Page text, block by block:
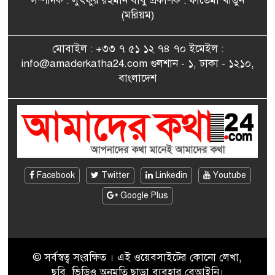
সাংবাদিকতায় কৃতিত্বের পুরস্কার
এমপি মমতাজ আলোকে
জেলা প্রবাসী এসোসিয়েশন’
বেদে সম্প্রদায় নিয়ে প্যারিসে
তথ্য-চলচ্চিত্র “ভাসমান জীবন”
(মরিয়ম)
মোবাইল : +৩৩ ৭ ৫১ ১২ ৭৪ ৭০ ইমেইল :
info@amaderkatha24.com গুলশান - ১, ঢাকা - ১২১০,
বাংলাদেশ
Facebook Twitter Linkedin
Youtube
Google Plus
© সর্বস্বত্ব সংরক্ষিত । এই ওয়েবসাইটের কোনো লেখা,
ছবি, ভিডিও অনুমতি ছাড়া ব্যবহার বেআইনি।